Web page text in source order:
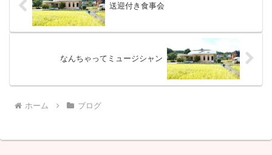
送迎付き食事会
なんちゃってミュージシャン
ホーム ブログ